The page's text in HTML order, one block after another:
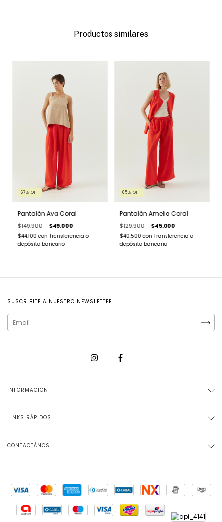
Productos similares
67% OFF
Pantalón Ava Coral
$149.900 $49.000
$44.100con Transferencia o
depósito bancario
65%OFF
Pantalón Amelia Coral
$129.900 $45.000
$40.500con Transferencia o
depósito bancario
SUSCRIBITE A NUESTRO NEWSLETTER
INFORMACIÓN
LINKS RÁPIDOS
CONTACTÁNOS